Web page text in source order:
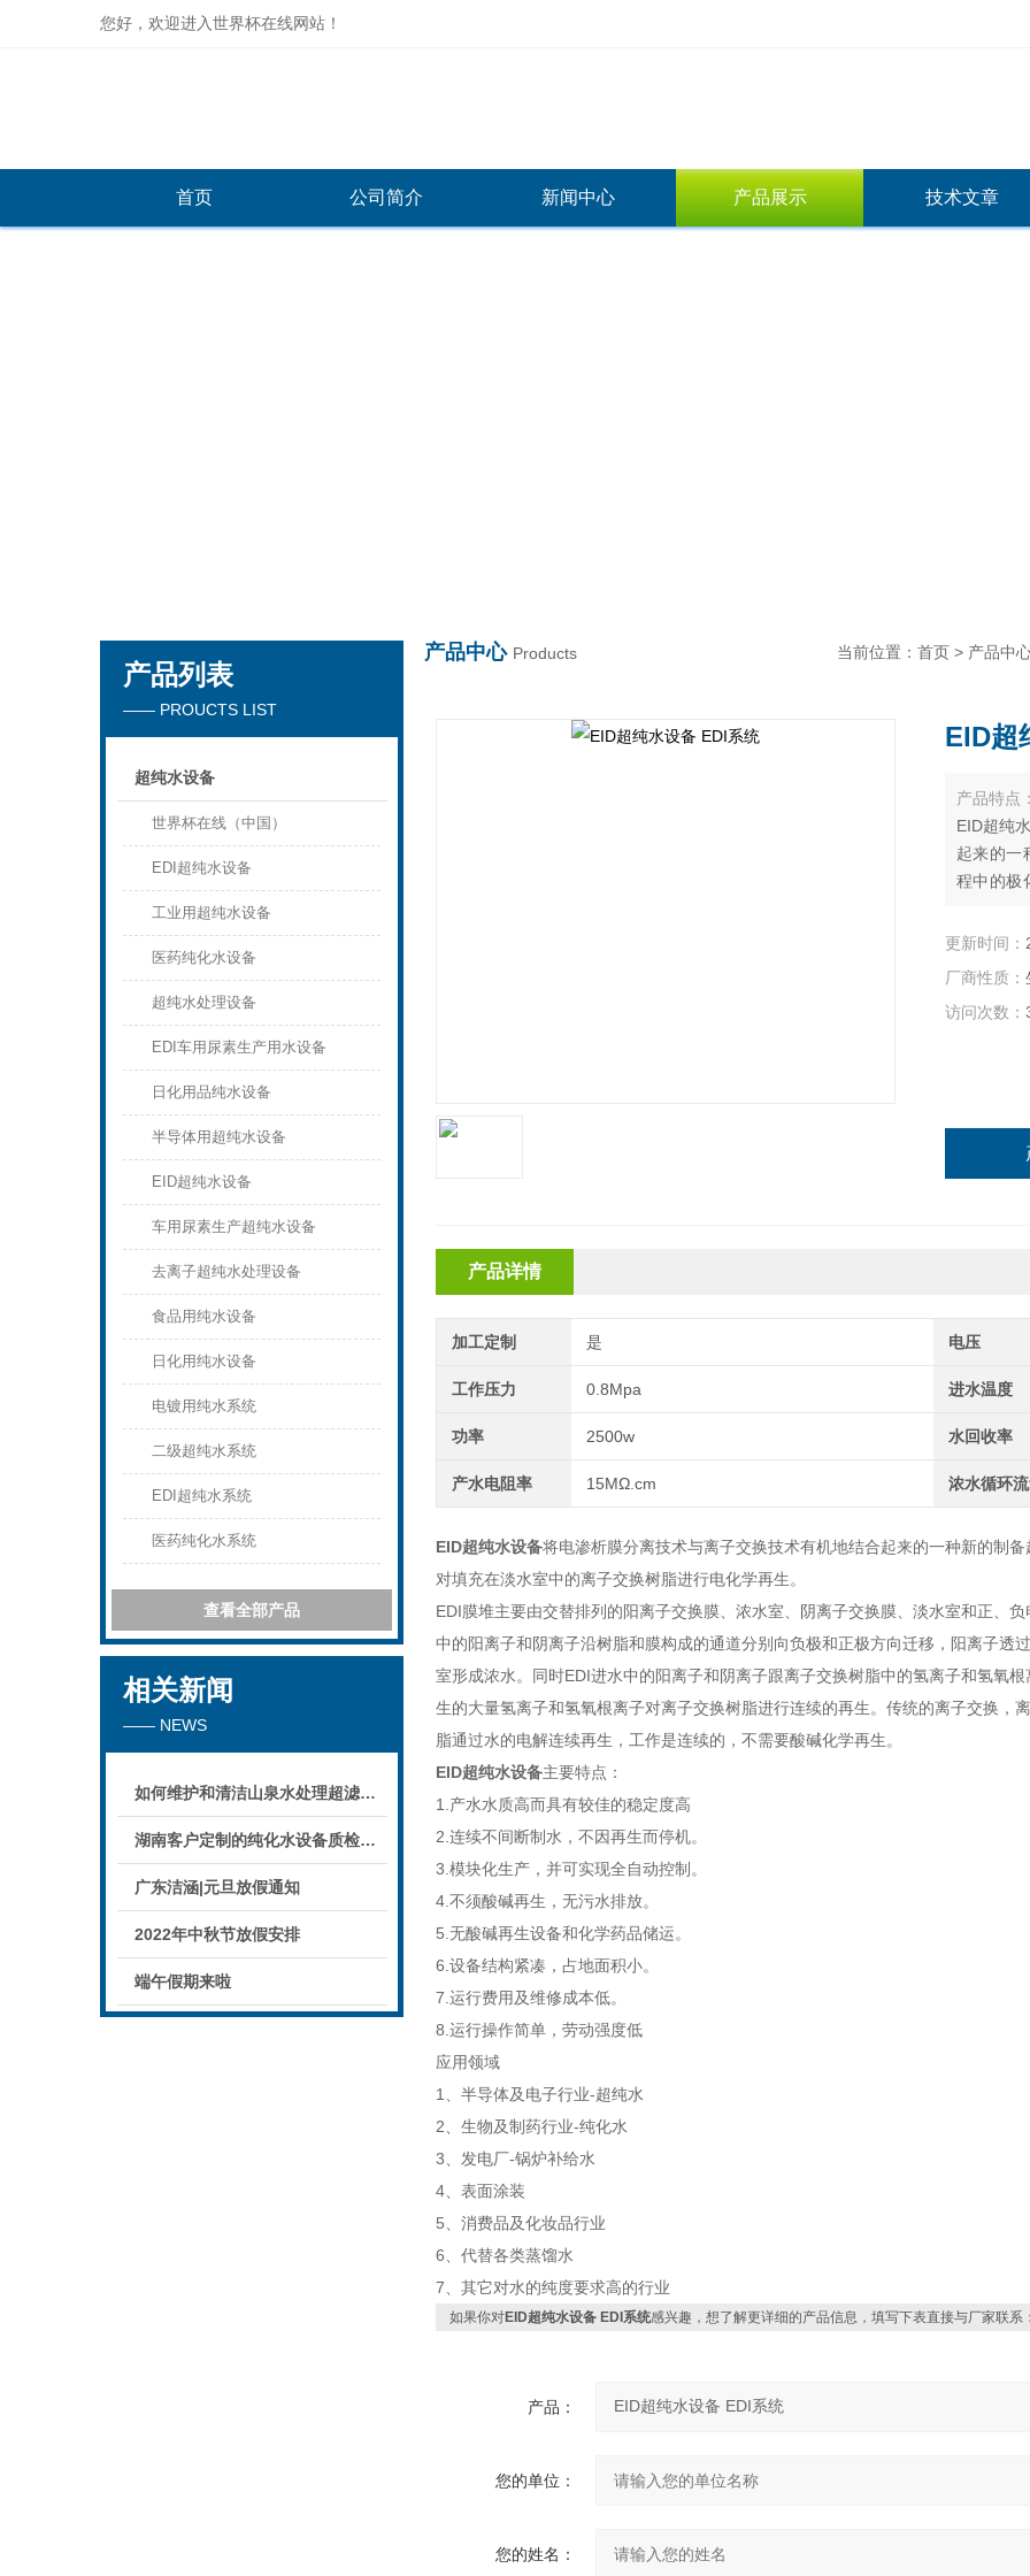
您好，欢迎进入世界杯在线网站！
首页 公司简介 新闻中心 产品展示 技术文章
产品中心 Products 当前位置： 首页 > 产品中
EID超
产品特点
EID超纯
起来的一
程中的极
而EDI膜
更新时间：
厂商性质：
访问次数：
产品详情
加工定制 是 电压
工作压力 0.8Mpa 进水温度
功率 2500w 水回收率
产水电阻率 15MΩ.cm 浓水循环
EID超纯水设备将电渗析膜分离技术与离子交换技术有机地结合起来的一种新的制
对填充在淡水室中的离子交换树脂进行电化学再生。
EDI膜堆主要由交替排列的阳离子交换膜、浓水室、阴离子交换膜、淡水室和正、
中的阳离子和阴离子沿树脂和膜构成的通道分别向负极和正极方向迁移，阳离子透
室形成浓水。同时EDI进水中的阳离子和阴离子跟离子交换树脂中的氢离子和氢氧
生的大量氢离子和氢氧根离子对离子交换树脂进行连续的再生。传统的离子交换，
脂通过水的电解连续再生，工作是连续的，不需要酸碱化学再生。
EID超纯水设备主要特点：
1.产水水质高而具有较佳的稳定度高
2.连续不间断制水，不因再生而停机。
3.模块化生产，并可实现全自动控制。
4.不须酸碱再生，无污水排放。
5.无酸碱再生设备和化学药品储运。
6.设备结构紧凑，占地面积小。
7.运行费用及维修成本低。
8.运行操作简单，劳动强度低
应用领域
1、半导体及电子行业-超纯水
2、生物及制药行业-纯化水
3、发电厂-锅炉补给水
4、表面涂装
5、消费品及化妆品行业
6、代替各类蒸馏水
7、其它对水的纯度要求高的行业
如果你对EID超纯水设备 EDI系统感兴趣，想了解更详细的产品信息，填写下表直接与厂家联系
产品：
您的单位：
您的姓名：
产品列表
—— PROUCTS LIST
超纯水设备
世界杯在线（中国）
EDI超纯水设备
工业用超纯水设备
医药纯化水设备
超纯水处理设备
EDI车用尿素生产用水设备
日化用品纯水设备
半导体用超纯水设备
EID超纯水设备
车用尿素生产超纯水设备
去离子超纯水处理设备
食品用纯水设备
日化用纯水设备
电镀用纯水系统
二级超纯水系统
EDI超纯水系统
医药纯化水系统
查看全部产品
相关新闻
—— NEWS
如何维护和清洁山泉水处理超滤系统
湖南客户定制的纯化水设备质检后准备发货！
广东洁涵|元旦放假通知
2022年中秋节放假安排
端午假期来啦